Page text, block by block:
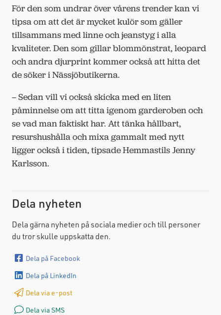
För den som undrar över vårens trender kan vi
tipsa om att det är mycket kulör som gäller
tillsammans med linne och jeanstyg i alla
kvaliteter. Den som gillar blommönstrat, leopard
och andra djurprint kommer också att hitta det
de söker i Nässjöbutikerna.
– Sedan vill vi också skicka med en liten
påminnelse om att titta igenom garderoben och
se vad man faktiskt har. Att tänka hållbart,
resurshushålla och mixa gammalt med nytt
ligger också i tiden, tipsade Hemmastils Jenny
Karlsson.
Dela nyheten
Dela gärna nyheten på sociala medier och till personer
du tror skulle uppskatta den.
Dela på Facebook
Dela på LinkedIn
Dela via e-post
Dela via SMS